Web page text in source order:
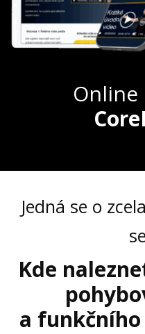
Online
Jedná se o
Kde
a